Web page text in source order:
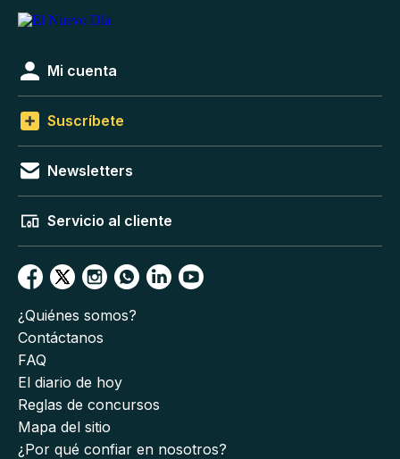
Mi cuenta
Suscríbete
Newsletters
Servicio al cliente
¿Quiénes somos?
Contáctanos
FAQ
El diario de hoy
Reglas de concursos
Mapa del sitio
¿Por qué confiar en nosotros?